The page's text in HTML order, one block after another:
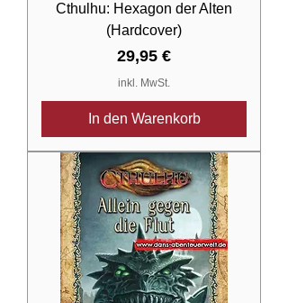
Cthulhu: Hexagon der Alten
(Hardcover)
Preis
29,95 €
inkl. MwSt.
In den Warenkorb